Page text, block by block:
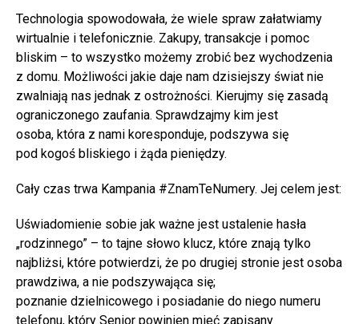
Technologia spowodowała, że wiele spraw załatwiamy
wirtualnie i telefonicznie. Zakupy, transakcje i pomoc
bliskim – to wszystko możemy zrobić bez wychodzenia
z domu. Możliwości jakie daje nam dzisiejszy świat nie
zwalniają nas jednak z ostrożności. Kierujmy się zasadą
ograniczonego zaufania. Sprawdzajmy kim jest
osoba, która z nami koresponduje, podszywa się
pod kogoś bliskiego i żąda pieniędzy.
Cały czas trwa Kampania #ZnamTeNumery. Jej celem jest:
Uświadomienie sobie jak ważne jest ustalenie hasła
„rodzinnego” – to tajne słowo klucz, które znają tylko
najbliżsi, które potwierdzi, że po drugiej stronie jest osoba
prawdziwa, a nie podszywająca się;
poznanie dzielnicowego i posiadanie do niego numeru
telefonu, który Senior powinien mieć zapisany